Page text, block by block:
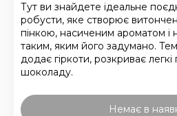
Тут ви знайдете ідеальне
робусти, яке створює
пінкою, насиченим ароматом і
таким, яким його задумано.
додає гіркоти, розкриває легкі
шоколаду.
Немає в